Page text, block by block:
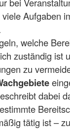
Aufgaben
welche
zuständig ist
zu
dabei
tätig ist –